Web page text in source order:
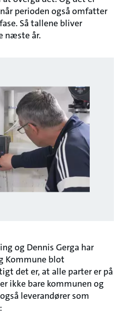
perioden også omfatter
Så tallene bliver
næste år.
og Dennis Gerga har
Kommune blot
det er, at alle parter er på
ikke bare kommunen og
leverandører som